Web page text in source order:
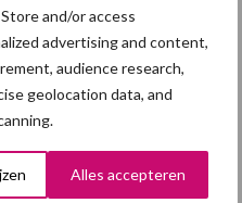
and/or access
advertising and content,
audience research,
geolocation data, and
Alles accepteren
varkenshouderij
bedrijven de mildere
twintig bedrijven is nu PED
gevallen om